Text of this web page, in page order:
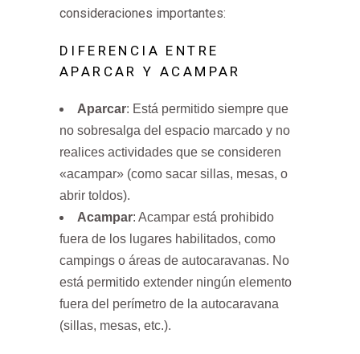
consideraciones importantes:
DIFERENCIA ENTRE
APARCAR Y ACAMPAR
Aparcar: Está permitido siempre que
no sobresalga del espacio marcado y no
realices actividades que se consideren
«acampar» (como sacar sillas, mesas, o
abrir toldos).
Acampar: Acampar está prohibido
fuera de los lugares habilitados, como
campings o áreas de autocaravanas. No
está permitido extender ningún elemento
fuera del perímetro de la autocaravana
(sillas, mesas, etc.).